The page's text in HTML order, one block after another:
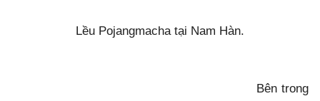
Lều Pojangmacha tại Nam Hàn.
Bên trong